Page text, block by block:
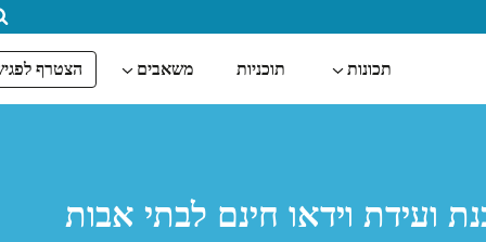
תכונות תוכניות משאבים הצטרף
ועידת וידאו חינם לבתי אבות